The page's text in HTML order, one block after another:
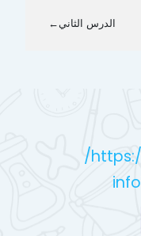
الدرس الثاني←